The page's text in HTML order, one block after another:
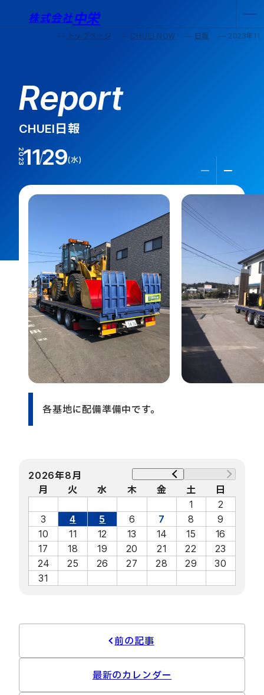
株式会社中栄
トップページ CHUEI NOW 日報 2023年11
Report
CHUEI日報
20231129 水
2026年8月
月
火 水 木 金 土
日
1
2
3
4 5 6 7 8
9
10
11 12 13 14 15
16
17
18 19 20 21 22
23
24
25 26 27 28 29
30
31
各基地に配備準備中です。
前の記事
最新のカレンダー